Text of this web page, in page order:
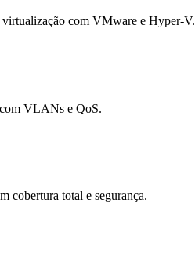
com VMware e Hyper-V.
com VLANs e QoS.
cobertura total e segurança.